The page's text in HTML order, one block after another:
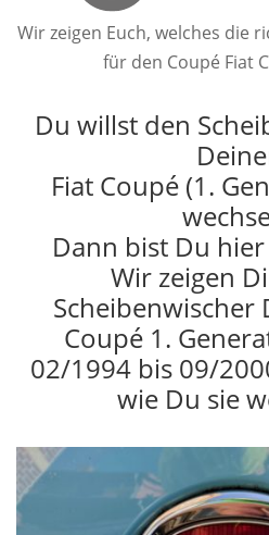
Wir zeigen Euch, welches die
für den Coupé Fiat
Du willst den
Fiat Coupé (1.
Dann bist Du
Wir zeigen
Scheibenwischer
Coupé 1.
02/1994 bis 09/
wie Du sie